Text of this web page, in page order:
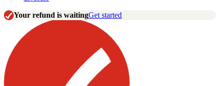
Your refund is waitingGet started